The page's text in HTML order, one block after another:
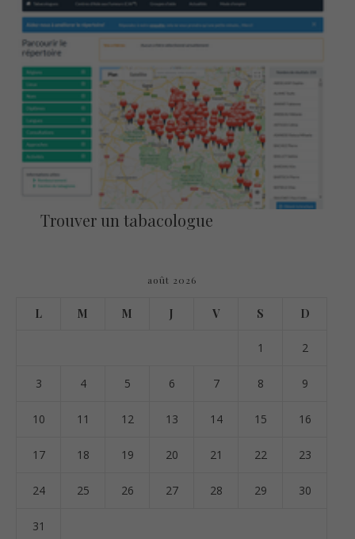
Trouver un tabacologue
août 2026
L M M J V S D
1 2
3 4 5 6 7 8 9
10 11 12 13 14 15 16
17 18 19 20 21 22 23
24 25 26 27 28 29 30
31